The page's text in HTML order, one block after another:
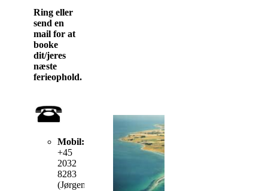
Ring eller
send en
mail for at
booke
dit/jeres
næste
ferieophold.
Mobil:
+45
2032
8283
(Jørgen)